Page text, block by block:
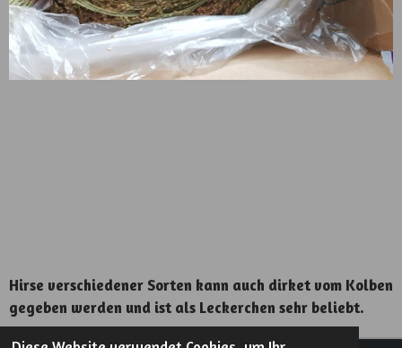
Hirse verschiedener Sorten kann auch dirket vom Kolben
gegeben werden und ist als Leckerchen sehr beliebt.